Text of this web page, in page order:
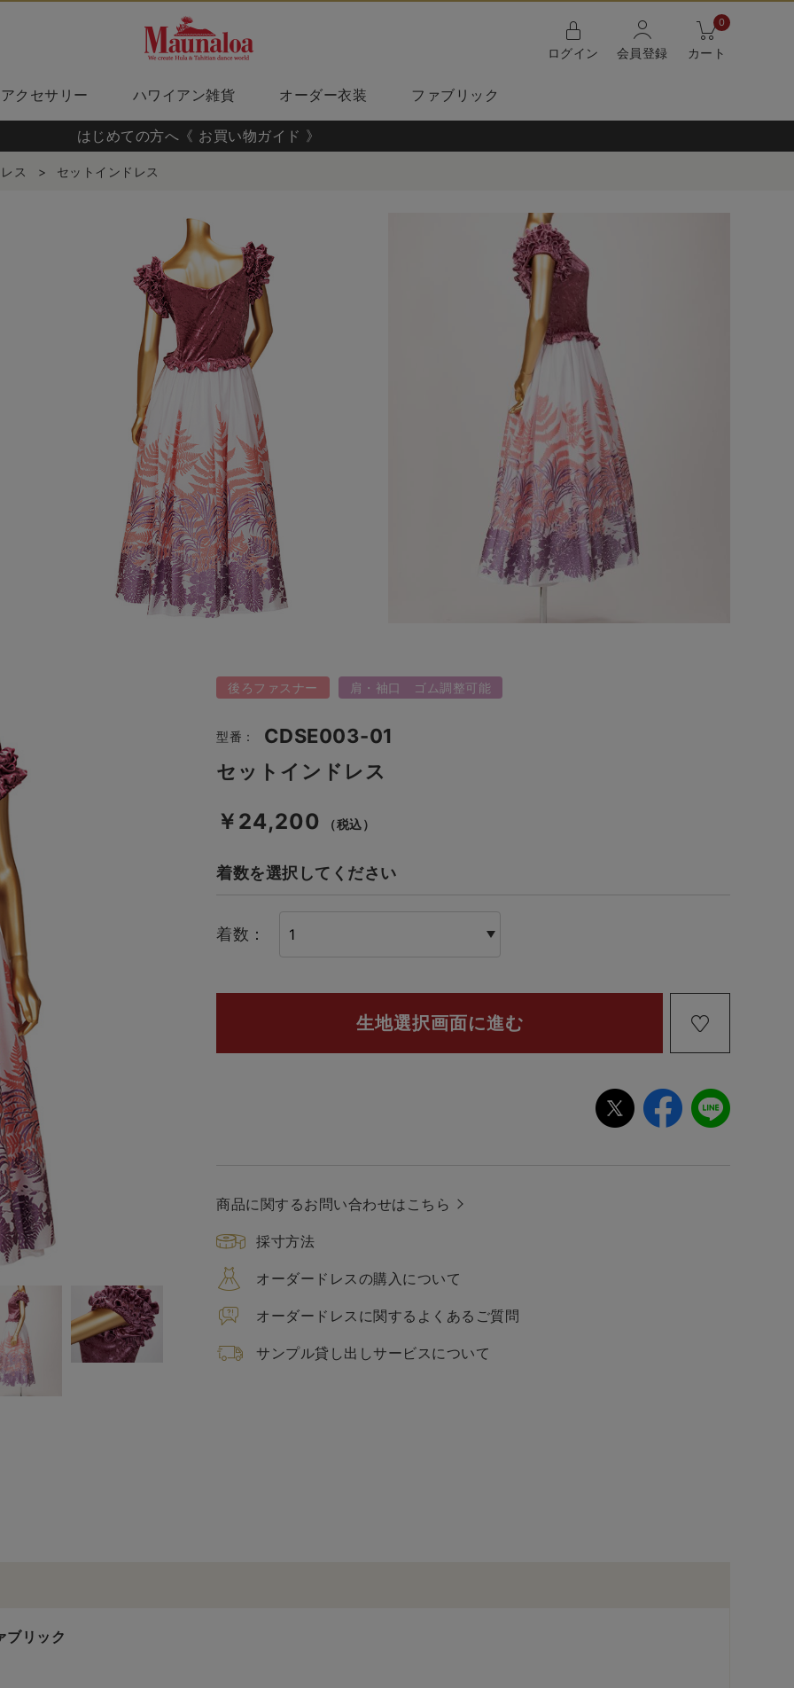
ログイン 会員登録
0
カート
アクセサリー ハワイアン雑貨 オーダー衣装 ファブリック
はじめての方へ《 お買い物ガイド 》
ス > セットインドレス
後ろファスナー 肩・袖口 ゴム調整可能
型番：
CDSE003-01
セットインドレス
￥24,200 （税込）
着数を選択してください
着数：
商品に関するお問い合わせはこちら
採寸方法
オーダードレスの購入について
オーダードレスに関するよくあるご質問
サンプル貸し出しサービスについて
ブリック